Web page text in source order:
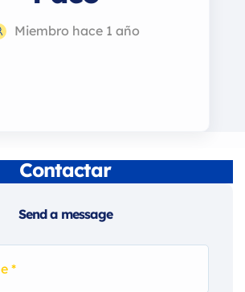
Miembro hace 1 año
Contactar
Send a message